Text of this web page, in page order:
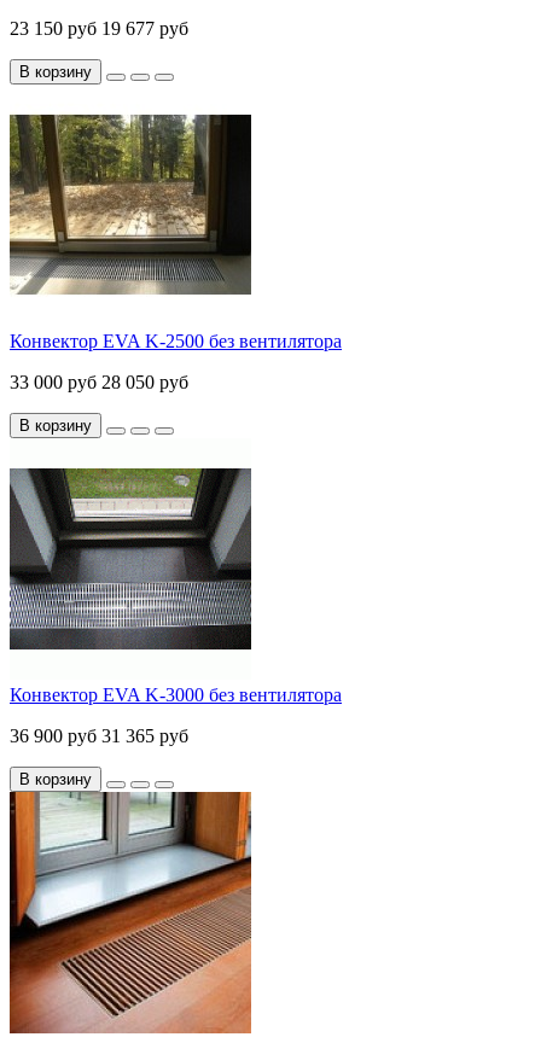
23 150 руб 19 677 руб
В корзину
Конвектор EVA K-2500 без вентилятора
33 000 руб 28 050 руб
В корзину
Конвектор EVA K-3000 без вентилятора
36 900 руб 31 365 руб
В корзину